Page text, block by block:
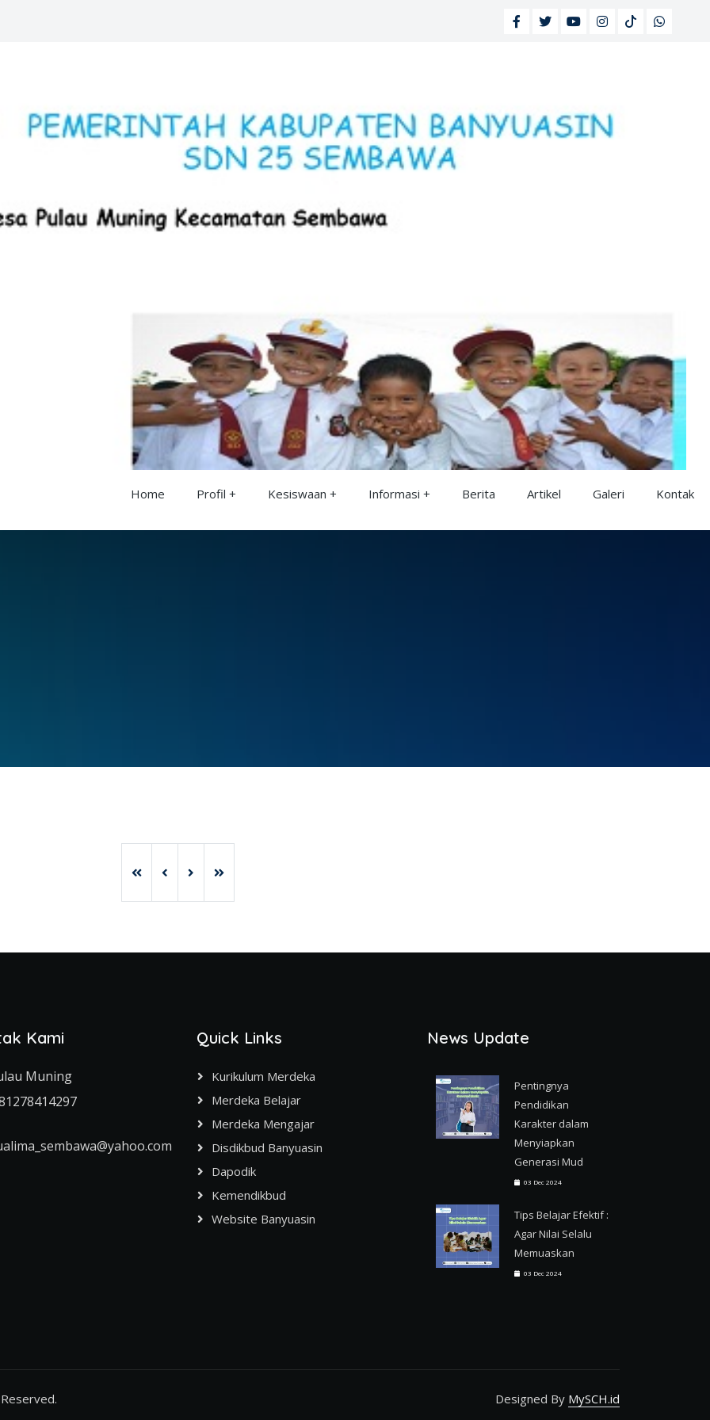
Home Profil Kesiswaan Informasi Berita Artikel Galeri Kontak
Kami
Muning
Quick Links
Kurikulum Merdeka
Merdeka Belajar
Merdeka Mengajar
Disdikbud Banyuasin
Dapodik
Kemendikbud
Website Banyuasin
News Update
Pentingnya
Pendidikan
Karakter dalam
Menyiapkan
Generasi Mud
03 Dec 2024
Tips Belajar Efektif :
Agar Nilai Selalu
Memuaskan
03 Dec 2024
Designed By MySCH.id